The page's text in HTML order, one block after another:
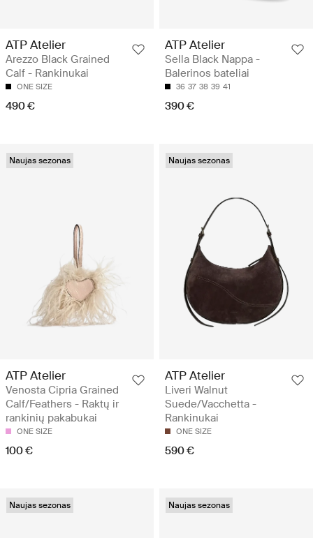
ATP Atelier
Arezzo Black Grained
Calf - Rankinukai
ONE SIZE
490 €
ATP Atelier
Sella Black Nappa -
Balerinos bateliai
36 37 38 39 41
390 €
Naujas sezonas
ATP Atelier
Venosta Cipria Grained
Calf/Feathers - Raktų ir
rankinių pakabukai
ONE SIZE
100 €
Naujas sezonas
ATP Atelier
Liveri Walnut
Suede/Vacchetta -
Rankinukai
ONE SIZE
590 €
Naujas sezonas Naujas sezonas